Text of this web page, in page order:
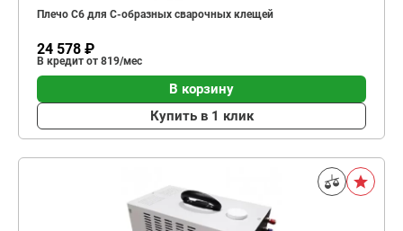
Плечо С6 для C-образных сварочных клещей
24 578 ₽
В кредит от 819/мес
В корзину
Купить в 1 клик